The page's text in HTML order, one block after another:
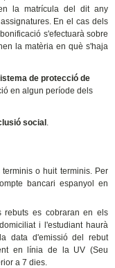
la matrícula del dit any
En el cas dels
s'efectuarà sobre
la matèria en què s'haja
de protecció de
en algun període dels
social .
o huit terminis. Per
bancari espanyol en
es cobraran en els
i l'estudiant haurà
data d'emissió del rebut
en línia de la UV (Seu
a 7 dies.